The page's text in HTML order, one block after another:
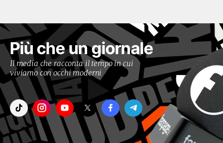
Più che un giornale
Il media che racconta il tempo in cui
viviamo con occhi moderni